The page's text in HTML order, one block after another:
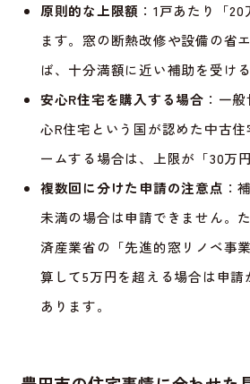
原則的な上限額 ：1戸あたり「
ます。窓の断熱改修や設備の省
ば、十分満額に近い補助を受け
安心R住宅を購入する場合 ：一
心R住宅という国が認めた中古
ームする場合は、上限が「30万
複数回に分けた申請の注意点 ：
未満の場合は申請できません。
済産業省の「先進的窓リノベ事
算して5万円を超える場合は申
あります。